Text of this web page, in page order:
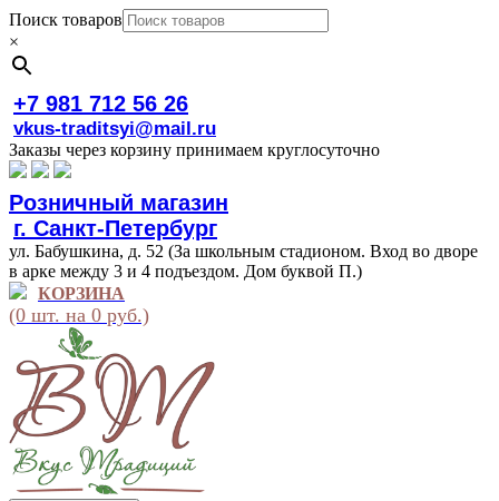
Поиск товаров
×
+7 981 712 56 26
vkus-traditsyi@mail.ru
Заказы через корзину принимаем круглосуточно
Розничный магазин
г. Санкт-Петербург
ул. Бабушкина, д. 52 (За школьным стадионом. Вход во дворе
в арке между 3 и 4 подъездом. Дом буквой П.)
КОРЗИНА
(0 шт. на 0 руб.)